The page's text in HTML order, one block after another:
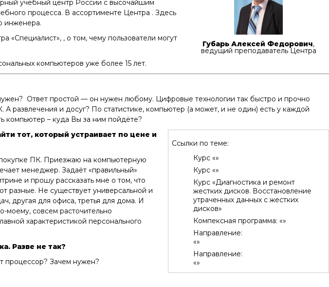
Губарь Алексей Федорович,
ведущий преподаватель Центра
учебный центр России с высочайшим
процесса. В ассортименте Центра . Здесь
инженера.
, о том, чему пользователи могут
компьютеров уже более 15 лет.
Ответ простой — он нужен любому. Цифровые технологии так быстро и прочно
А развлечения и досуг? По статистике, компьютер (а может, и не один) есть у каждой
компьютер – куда Вы за ним пойдёте?
Ссылки по теме:
Курс «»
Курс «»
Курс «Диагностика и ремонт
жестких дисков. Восстановление
утраченных данных с жестких
дисков»
Компексная программа: «»
Направление:
«»
Направление:
«»
тот, который устраивает по цене и
ПК. Приезжаю на компьютерную
менеджер. Задаёт «правильный»
и прошу рассказать мне о том, что
разные. Не существует универсальной и
другая для офиса, третья для дома. И
моему, совсем расточительно
характеристикой персонального
Разве не так?
процессор? Зачем нужен?